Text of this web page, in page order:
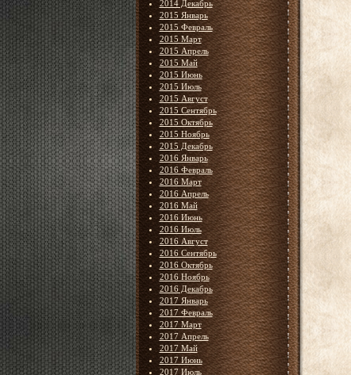
2014 Декабрь
2015 Январь
2015 Февраль
2015 Март
2015 Апрель
2015 Май
2015 Июнь
2015 Июль
2015 Август
2015 Сентябрь
2015 Октябрь
2015 Ноябрь
2015 Декабрь
2016 Январь
2016 Февраль
2016 Март
2016 Апрель
2016 Май
2016 Июнь
2016 Июль
2016 Август
2016 Сентябрь
2016 Октябрь
2016 Ноябрь
2016 Декабрь
2017 Январь
2017 Февраль
2017 Март
2017 Апрель
2017 Май
2017 Июнь
2017 Июль